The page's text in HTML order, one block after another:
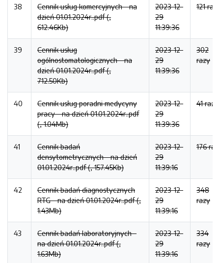
38
Cennik usług komercyjnych - na
dzień 01.01.2024r..pdf (,
612.46Kb)
2023-12-
29
11:39:36
121
39
Cennik usług
ogólnostomatologicznych - na
dzień 01.01.2024r..pdf (,
712.50Kb)
2023-12-
29
11:39:36
302
razy
40
Cennik usług poradni medycyny
pracy - na dzień 01.01.2024r..pdf
(, 1.04Mb)
2023-12-
29
11:39:36
41 razy
41
Cennik badań
densytometrycznych - na dzień
01.01.2024r..pdf (, 157.45Kb)
2023-12-
29
11:39:16
176
42
Cennik badań diagnostycznych
RTG - na dzień 01.01.2024r..pdf (,
1.43Mb)
2023-12-
29
11:39:16
348
razy
43
Cennik badań laboratoryjnych -
na dzień 01.01.2024r..pdf (,
1.63Mb)
2023-12-
29
11:39:16
334
razy